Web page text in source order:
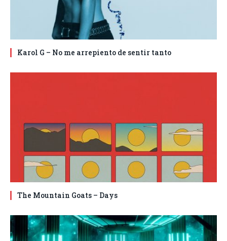
Karol G – No me arrepiento de sentir tanto
The Mountain Goats – Days